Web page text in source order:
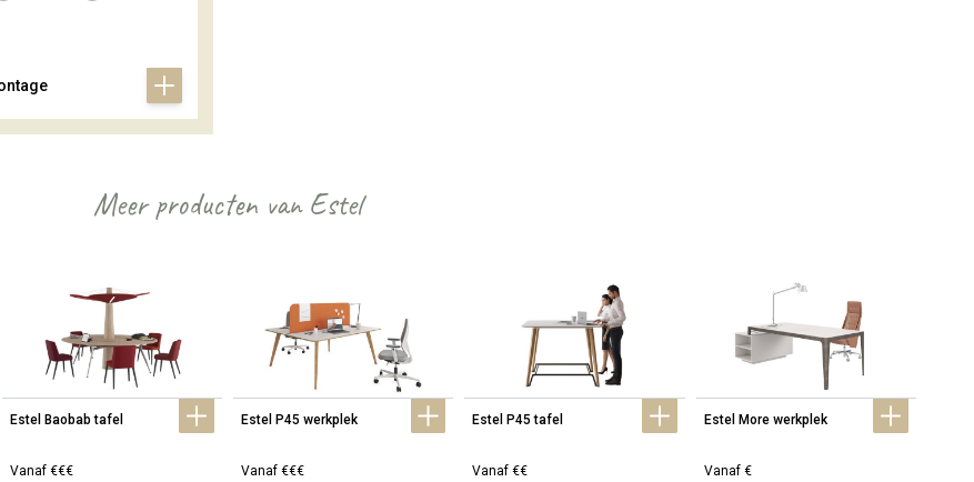
Meer producten van Estel
Estel Baobab tafel
Vanaf €€€
Estel P45 werkplek
Vanaf €€€
Estel P45 tafel
Vanaf €€
Estel More werkplek
Vanaf €